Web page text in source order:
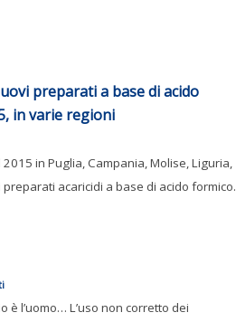
preparati a base di acido
in varie regioni
in Puglia, Campania, Molise, Liguria,
acaricidi a base di acido formico.
l’uomo… L’uso non corretto dei